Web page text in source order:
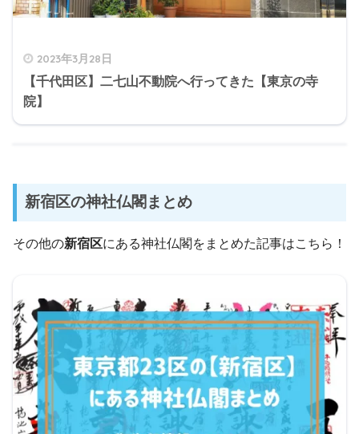
2023年3月28日
【千代田区】二七山不動院へ行ってきた【東京の寺
院】
新宿区の神社仏閣まとめ
その他の新宿区にある神社仏閣をまとめた記事はこちら！